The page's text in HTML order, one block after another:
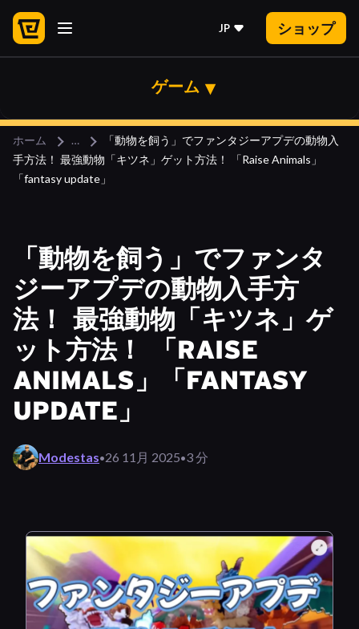
JP ショップ
ゲーム
ホーム
「動物を飼う」でファンタジーアプデの動物入
手方法！ 最強動物「キツネ」ゲット方法！ 「Raise Animals」
「fantasy update」
「動物を飼う」でファンタ
ジーアプデの動物入手方
法！ 最強動物「キツネ」ゲ
ット方法！ 「RAISE
ANIMALS」「FANTASY
UPDATE」
Modestas·26 11月 2025·3 分